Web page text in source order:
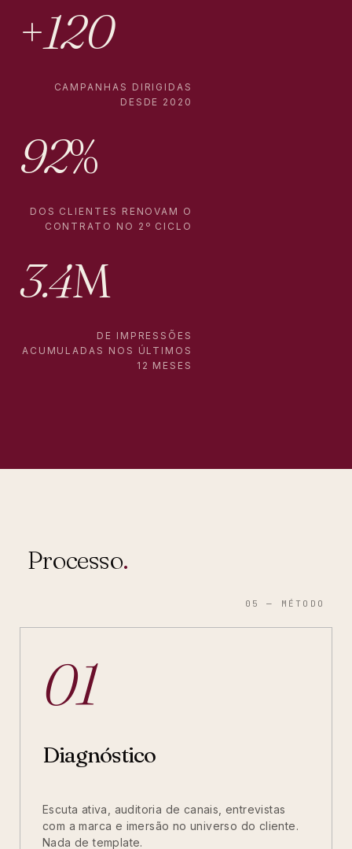
+120
CAMPANHAS DIRIGIDAS
DESDE 2020
92%
DOS CLIENTES RENOVAM O
CONTRATO NO 2º CICLO
3.4M
DE IMPRESSÕES
ACUMULADAS NOS ÚLTIMOS
12 MESES
Processo.
05 — MÉTODO
01
Diagnóstico
Escuta ativa, auditoria de canais, entrevistas
com a marca e imersão no universo do cliente.
Nada de template.